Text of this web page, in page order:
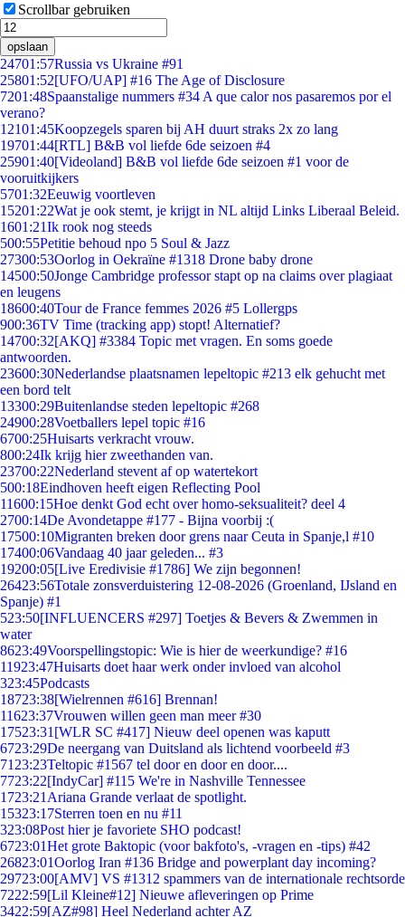
Scrollbar gebruiken
opslaan
24701:57Russia vs Ukraine #91
25801:52[UFO/UAP] #16 The Age of Disclosure
7201:48Spaanstalige nummers #34 A que calor nos pasaremos por el
verano?
12101:45Koopzegels sparen bij AH duurt straks 2x zo lang
19701:44[RTL] B&B vol liefde 6de seizoen #4
25901:40[Videoland] B&B vol liefde 6de seizoen #1 voor de
vooruitkijkers
5701:32Eeuwig voortleven
15201:22Wat je ook stemt, je krijgt in NL altijd Links Liberaal Beleid.
1601:21Ik rook nog steeds
500:55Petitie behoud npo 5 Soul & Jazz
27300:53Oorlog in Oekraïne #1318 Drone baby drone
14500:50Jonge Cambridge professor stapt op na claims over plagiaat
en leugens
18600:40Tour de France femmes 2026 #5 Lollergps
900:36TV Time (tracking app) stopt! Alternatief?
14700:32[AKQ] #3384 Topic met vragen. En soms goede
antwoorden.
23600:30Nederlandse plaatsnamen lepeltopic #213 elk gehucht met
een bord telt
13300:29Buitenlandse steden lepeltopic #268
24900:28Voetballers lepel topic #16
6700:25Huisarts verkracht vrouw.
800:24Ik krijg hier zweethanden van.
23700:22Nederland stevent af op watertekort
500:18Eindhoven heeft eigen Reflecting Pool
11600:15Hoe denkt God echt over homo-seksualiteit? deel 4
2700:14De Avondetappe #177 - Bijna voorbij :(
17500:10Migranten breken door grens naar Ceuta in Spanje,l #10
17400:06Vandaag 40 jaar geleden... #3
19200:05[Live Eredivisie #1786] We zijn begonnen!
26423:56Totale zonsverduistering 12-08-2026 (Groenland, IJsland en
Spanje) #1
523:50[INFLUENCERS #297] Toetjes & Bevers & Zwemmen in
water
8623:49Voorspellingstopic: Wie is hier de weerkundige? #16
11923:47Huisarts doet haar werk onder invloed van alcohol
323:45Podcasts
18723:38[Wielrennen #616] Brennan!
11623:37Vrouwen willen geen man meer #30
17523:31 [WLR SC #417] Nieuw deel openen was kaputt
6723:29De neergang van Duitsland als lichtend voorbeeld #3
71 23:23Teltopic #1567 tel door en door en door....
7723:22[IndyCar] #115 We're in Nashville Tennessee
1723:21 Ariana Grande verlaat de spotlight.
15323:17Sterren toen en nu #11
323:08Post hier je favoriete SHO podcast!
6723:01Het grote Baktopic (voor bakfoto's, -vragen en -tips) #42
26823:01Oorlog Iran #136 Bridge and powerplant day incoming?
29723:00[AMV] VS #1312 spammers van de internationale rechtsorde
7222:59[Lil Kleine#12] Nieuwe afleveringen op Prime
3422:59[AZ#98] Heel Nederland achter AZ